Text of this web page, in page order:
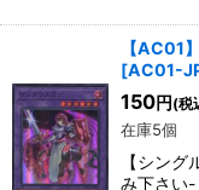
【AC01
[AC01-
150円 (税
在庫5個
【シン
み下さい-